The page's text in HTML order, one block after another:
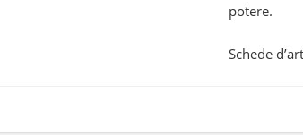
potere.
Schede